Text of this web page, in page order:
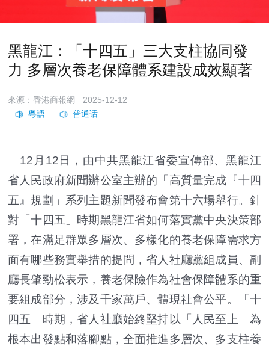
黑龍江：「十四五」三大支柱協同發
力 多層次養老保障體系建設成效顯著
來源：香港商報網 2025-12-12
12月12日，由中共黑龍江省委宣傳部、黑龍江
省人民政府新聞辦公室主辦的「高質量完成『十四
五』規劃」系列主題新聞發布會第十六場舉行。針
對「十四五」時期黑龍江省如何落實黨中央決策部
署，在滿足群眾多層次、多樣化的養老保障需求方
面有哪些務實舉措的提問，省人社廳黨組成員、副
廳長肇勁松表示，養老保險作為社會保障體系的重
要組成部分，涉及千家萬戶、體現社會公平。「十
四五」時期，省人社廳始終堅持以「人民至上」為
根本出發點和落腳點，全面推進多層次、多支柱養